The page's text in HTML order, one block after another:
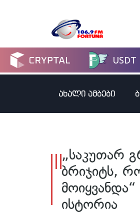
ახალი ამბები
„საკუთარ
ბრიჯიტს,
ისტორია